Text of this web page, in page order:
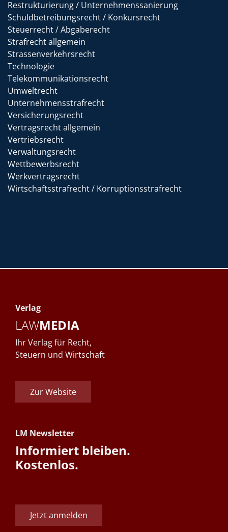
Restrukturierung / Unternehmenssanierung
Schuldbetreibungsrecht / Konkursrecht
Steuerrecht / Abgaberecht
Strafrecht allgemein
Strassenverkehrsrecht
Technologie
Telekommunikationsrecht
Umweltrecht
Unternehmensstrafrecht
Versicherungsrecht
Vertragsrecht allgemein
Vertriebsrecht
Verwaltungsrecht
Wettbewerbsrecht
Werkvertragsrecht
Wirtschaftsstrafrecht / Korruptionsstrafrecht
Verlag
LAWMEDIA
Ihr Verlag für Recht,
Steuern und Wirtschaft
Zur Website
LM Newsletter
Informiert bleiben.
Kostenlos.
Jetzt anmelden